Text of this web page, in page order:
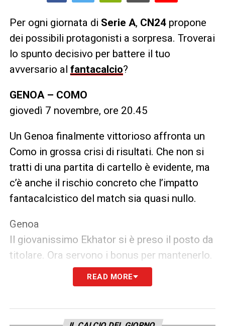
Per ogni giornata di Serie A, CN24propone
dei possibili protagonisti a sorpresa. Troverai
lo spunto decisivo per battere il tuo
avversario al fantacalcio?
GENOA – COMO
giovedì 7 novembre, ore 20.45
Un Genoa finalmente vittorioso affronta un
Como in grossa crisi di risultati. Che non si
tratti di una partita di cartello è evidente, ma
c’è anche il rischio concreto che l’impatto
fantacalcistico del match sia quasi nullo.
Genoa
Il giovanissimo Ekhator si è preso il posto da
titolare. Ora servono i bonus per mantenerlo.
nessun allarme per Nico Paz.
READ MORE